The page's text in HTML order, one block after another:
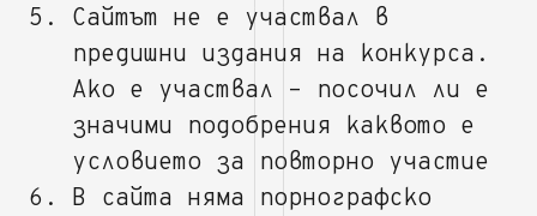
Сайтът не е участвал в
предишни издания на конкурса.
Ако е участвал – посочил ли е
значими подобрения каквото е
условието за повторно участие
В сайта няма порнографско